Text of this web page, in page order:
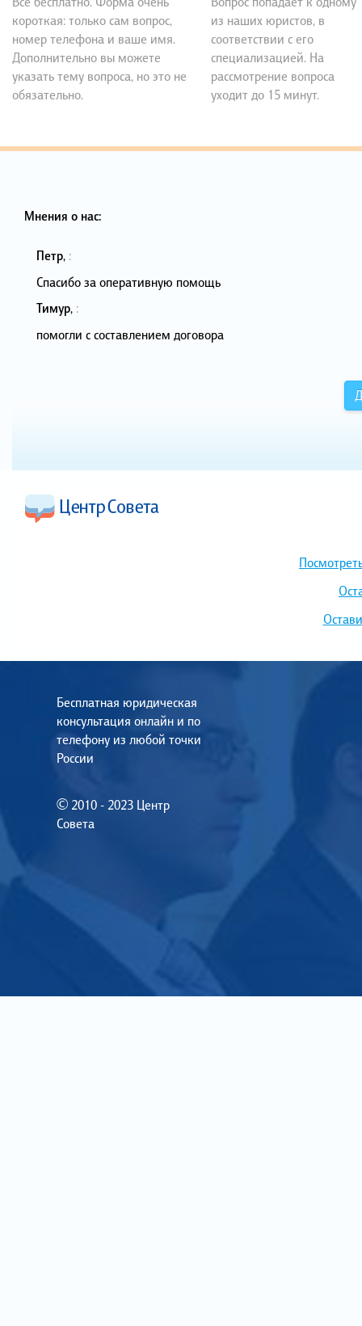
короткая: только сам вопрос,
номер телефона и ваше имя.
Дополнительно вы можете
указать тему вопроса, но это не
обязательно.
из наших юристов, в
соответствии с его
специализацией. На
рассмотрение вопроса
уходит до 15 минут.
Мнения о нас:
Петр, :
Спасибо за оперативную помощь
Тимур, :
помогли с составлением договора
Бесплатная юридическая
консультация онлайн и по
телефону из любой точки
России
© 2010 - 2023 Центр
Совета